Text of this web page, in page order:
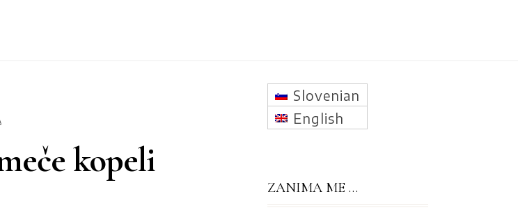
kopeli
Slovenian
English
ZANIMA ME …